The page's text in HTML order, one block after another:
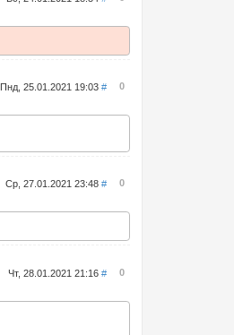
Пнд, 25.01.2021 19:03# 0
Ср, 27.01.2021 23:48# 0
Чт, 28.01.2021 21:16# 0